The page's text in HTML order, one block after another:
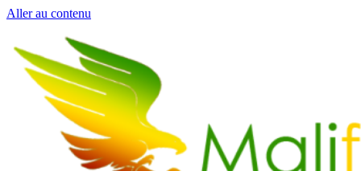
Aller au contenu